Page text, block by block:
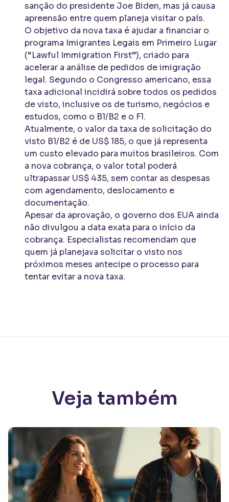
sanção do presidente Joe Biden, mas já causa
apreensão entre quem planeja visitar o país.
O objetivo da nova taxa é ajudar a financiar o
programa Imigrantes Legais em Primeiro Lugar
(“Lawful Immigration First”), criado para
acelerar a análise de pedidos de imigração
legal. Segundo o Congresso americano, essa
taxa adicional incidirá sobre todos os pedidos
de visto, inclusive os de turismo, negócios e
estudos, como o B1/B2 e o F1.
Atualmente, o valor da taxa de solicitação do
visto B1/B2 é de US$ 185, o que já representa
um custo elevado para muitos brasileiros. Com
a nova cobrança, o valor total poderá
ultrapassar US$ 435, sem contar as despesas
com agendamento, deslocamento e
documentação.
Apesar da aprovação, o governo dos EUA ainda
não divulgou a data exata para o início da
cobrança. Especialistas recomendam que
quem já planejava solicitar o visto nos
próximos meses antecipe o processo para
tentar evitar a nova taxa.
Veja também